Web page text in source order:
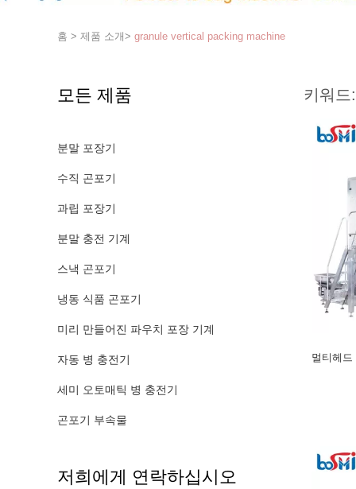
홈 > 제품 소개> granule vertical packing machine
모든 제품
분말 포장기
수직 곤포기
과립 포장기
분말 충전 기계
스낵 곤포기
냉동 식품 곤포기
미리 만들어진 파우치 포장 기계
자동 병 충전기
세미 오토매틱 병 충전기
곤포기 부속물
저희에게 연락하십시오
키워드:
멀티헤